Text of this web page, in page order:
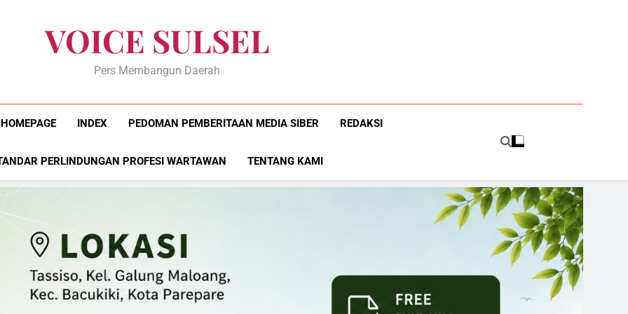
VOICE SULSEL
Pers Membangun Daerah
HOMEPAGE INDEX PEDOMAN PEMBERITAAN MEDIA SIBER REDAKSI
PERLINDUNGAN PROFESI WARTAWAN TENTANG KAMI